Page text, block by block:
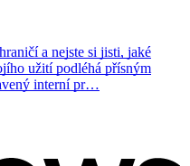
a nejste si jisti, jaké
užití podléhá přísným
interní pr…